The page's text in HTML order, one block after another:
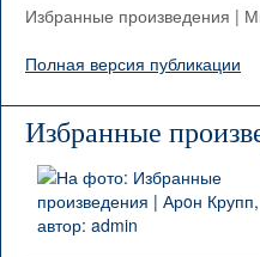
Избранные произведения |
Полная версия публикации
Избранные